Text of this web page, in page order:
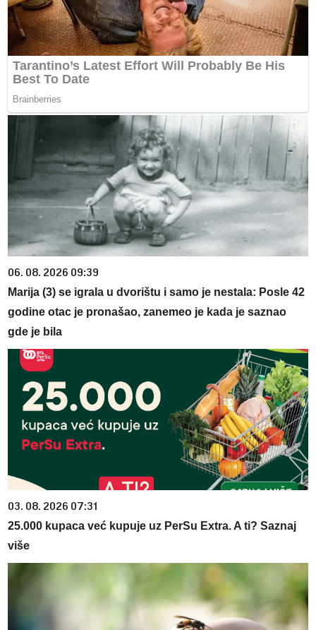
06. 08. 2026 09:39
Marija (3) se igrala u dvorištu i samo je nestala: Posle 42
godine otac je pronašao, zanemeo je kada je saznao
gde je bila
03. 08. 2026 07:31
25.000 kupaca već kupuje uz PerSu Extra. A ti? Saznaj
više